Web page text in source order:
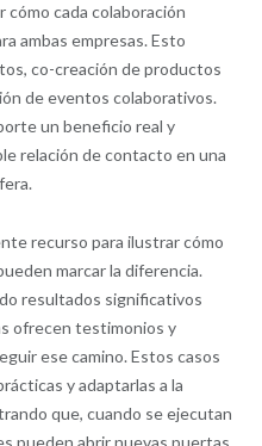
cómo cada colaboración
ambas empresas. Esto
co-creación de productos
de eventos colaborativos.
un beneficio real y
relación de contacto en una
recurso para ilustrar cómo
marcar la diferencia.
resultados significativos
ofrecen testimonios y
ese camino. Estos casos
y adaptarlas a la
que, cuando se ejecutan